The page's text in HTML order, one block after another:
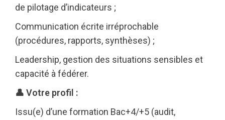
de pilotage d’indicateurs ;
Communication écrite irréprochable
(procédures, rapports, synthèses) ;
Leadership, gestion des situations sensibles et
capacité à fédérer.
👤 Votre profil :
Issu(e) d’une formation Bac+4/+5 (audit,